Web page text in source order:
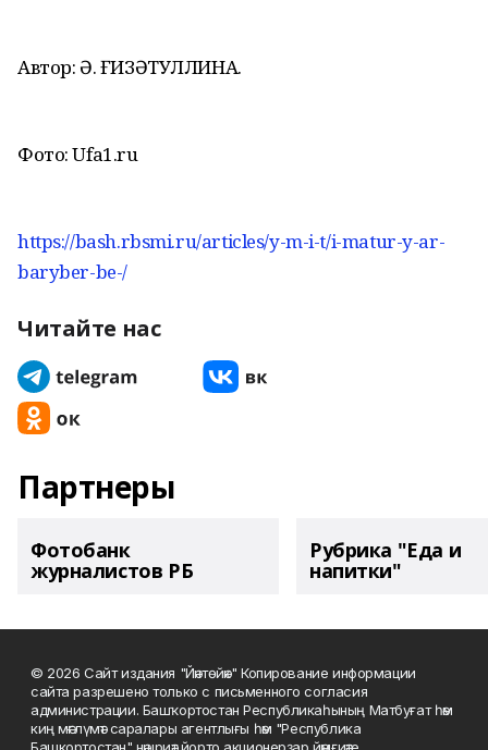
Автор: Ә. ҒИЗӘТУЛЛИНА.
Фото: Ufa1.ru
https://bash.rbsmi.ru/articles/y-m-i-t/i-matur-y-ar-
baryber-be-/
Читайте нас
Партнеры
Фотобанк
журналистов РБ
Рубрика "Еда и
напитки"
© 2026 Сайт издания "Йәнтөйәк" Копирование информации
сайта разрешено только с письменного согласия
администрации. Башҡортостан Республикаһының Матбуғат һәм
киң мәғлүмәт саралары агентлығы һәм "Республика